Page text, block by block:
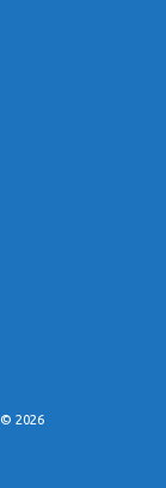
2026